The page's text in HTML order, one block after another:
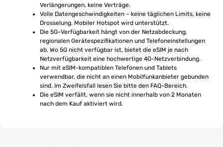
Verlängerungen, keine Verträge.
Volle Datengeschwindigkeiten – keine täglichen Limits, keine
Drosselung. Mobiler Hotspot wird unterstützt.
Die 5G-Verfügbarkeit hängt von der Netzabdeckung,
regionalen Gerätespezifikationen und Telefoneinstellungen
ab. Wo 5G nicht verfügbar ist, bietet die eSIM je nach
Netzverfügbarkeit eine hochwertige 4G-Netzverbindung.
Nur mit eSIM-kompatiblen Telefonen und Tablets
verwendbar, die nicht an einen Mobilfunkanbieter gebunden
sind. Im Zweifelsfall lesen Sie bitte den FAQ-Bereich.
Die eSIM verfällt, wenn sie nicht innerhalb von 2 Monaten
nach dem Kauf aktiviert wird.